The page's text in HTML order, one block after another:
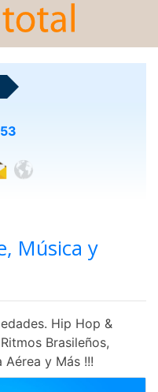
Música y
Hip Hop &
Brasileños,
Aérea y Más !!!